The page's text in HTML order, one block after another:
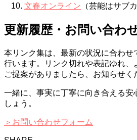
文春オンライン （芸能はサブ
更新履歴・お問い合わ
本リンク集は、最新の状況に合わせ
行います。リンク切れや表記ゆれ、
ご提案がありましたら、お知らせく
一緒に、事実に丁寧に向き合える安
しょう。
＞お問い合わせフォーム